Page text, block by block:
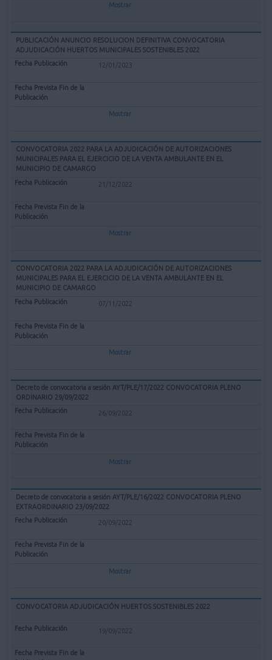
Mostrar
PUBLICACIÓN ANUNCIO RESOLUCION DEFINITIVA CONVOCATORIA
ADJUDICACIÓN HUERTOS MUNICIPALES SOSTENIBLES 2022
12/01/2023
Mostrar
CONVOCATORIA 2022 PARA LA ADJUDICACIÓN DE AUTORIZACIONES
MUNICIPALES PARA EL EJERCICIO DE LA VENTA AMBULANTE EN EL
MUNICIPIO DE CAMARGO
21/12/2022
Mostrar
CONVOCATORIA 2022 PARA LA ADJUDICACIÓN DE AUTORIZACIONES
MUNICIPALES PARA EL EJERCICIO DE LA VENTA AMBULANTE EN EL
MUNICIPIO DE CAMARGO
07/11/2022
Mostrar
Decreto de convocatoria a sesión AYT/PLE/17/2022 CONVOCATORIA PLENO
ORDINARIO 29/09/2022
26/09/2022
Mostrar
Decreto de convocatoria a sesión AYT/PLE/16/2022 CONVOCATORIA PLENO
EXTRAORDINARIO 23/09/2022
20/09/2022
Mostrar
CONVOCATORIA ADJUDICACIÓN HUERTOS SOSTENIBLES 2022
19/09/2022